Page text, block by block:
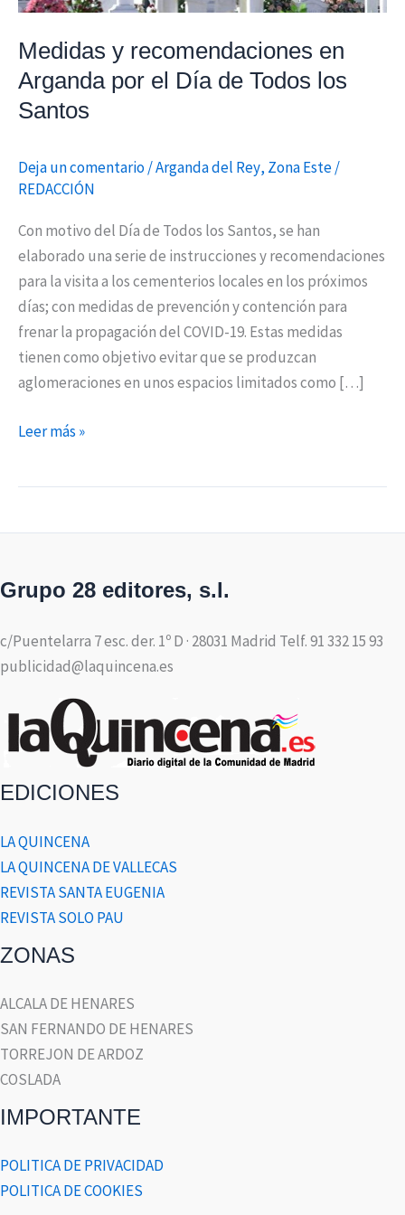
Medidas y recomendaciones en
Arganda por el Día de Todos los
Santos
Deja un comentario/Arganda del Rey, Zona Este/
REDACCIÓN
Con motivo del Día de Todos los Santos, se han
elaborado una serie de instrucciones y recomendaciones
para la visita a los cementerios locales en los próximos
días; con medidas de prevención y contención para
frenar la propagación del COVID-19. Estas medidas
tienen como objetivo evitar que se produzcan
aglomeraciones en unos espacios limitados como […]
Todos
los
Santos
Leer más »
Grupo 28 editores, s.l.
c/Puentelarra 7 esc. der. 1º D · 28031 Madrid Telf. 91 332 15 93
publicidad@laquincena.es
EDICIONES
LA QUINCENA
LA QUINCENA DE VALLECAS
REVISTA SANTA EUGENIA
REVISTA SOLO PAU
ZONAS
ALCALA DE HENARES
SAN FERNANDO DE HENARES
TORREJON DE ARDOZ
COSLADA
IMPORTANTE
POLITICA DE PRIVACIDAD
POLITICA DE COOKIES